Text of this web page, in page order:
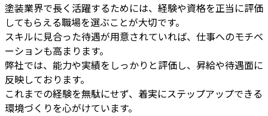
塗装業界で長く活躍するためには、経験や資格を正当に評価
してもらえる職場を選ぶことが大切です。
スキルに見合った待遇が用意されていれば、仕事へのモチベ
ーションも高まります。
弊社では、能力や実績をしっかりと評価し、昇給や待遇面に
反映しております。
これまでの経験を無駄にせず、着実にステップアップできる
環境づくりを心がけています。